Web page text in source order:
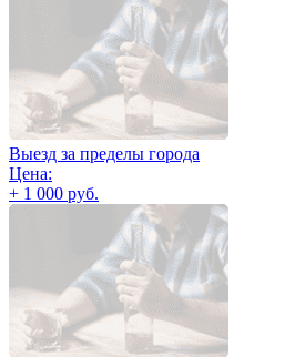
Выезд за пределы города
Цена:
+ 1 000 руб.